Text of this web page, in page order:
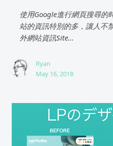
使用Google進行網頁搜尋的
站的資訊特別的多，讓人不
外網站資訊Site...
Ryan
May 16, 2018